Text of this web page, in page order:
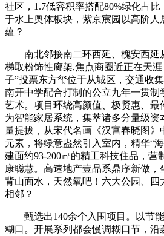
社区，1.7低容积率搭配80%绿化占
于水上奥体板块，紫京宸园以高阶人
蕴？
南北邻接南二环西延、槐安西延
梯取粉饰性廊架,焦点商圈近正在天
子”投票东方玺位于从城区，交通收
南开中学配合打制的公立九年一贯制
艺术。项目环绕高颜值、极贤惠、最
为智能家居系统，集萃诸多分量级
量提拔，从宋代名画《汉宫春晓图》
元素，将绿意盎然引入室内，精华“
建面约93-200㎡的精工科技住品，营
康聪慧。高速地产壹品系鼎序新做，
背山面水，天然氧吧！六大公园、四
相邻？
甄选出140余个入围项目。以节能
糊口。开展系列都会慢调糊口节，沿